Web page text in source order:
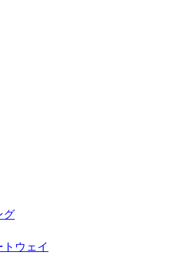
グ
ウェイ